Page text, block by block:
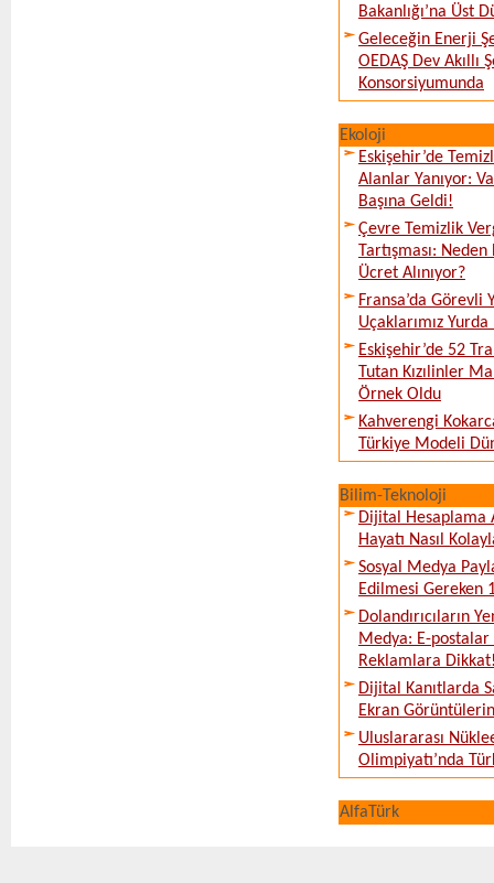
Bakanlığı’na Üst
Geleceğin Enerji
OEDAŞ Dev Akıllı
Konsorsiyumunda
Ekoloji
Eskişehir’de
Alanlar Yanıyor:
Başına Geldi!
Çevre Temizlik
Tartışması:
Ücret Alınıyor?
Fransa’da Görevli
Uçaklarımız
Eskişehir’de 52
Tutan Kızılinler
Örnek Oldu
Kahverengi
Türkiye Modeli
Bilim-Teknoloji
Dijital Hesaplama
Hayatı Nasıl
Sosyal Medya
Edilmesi Gereken
Dolandırıcıların
Medya: E-postalar
Reklamlara
Dijital Kanıtlarda
Ekran
Uluslararası
Olimpiyatı’nda
AlfaTürk